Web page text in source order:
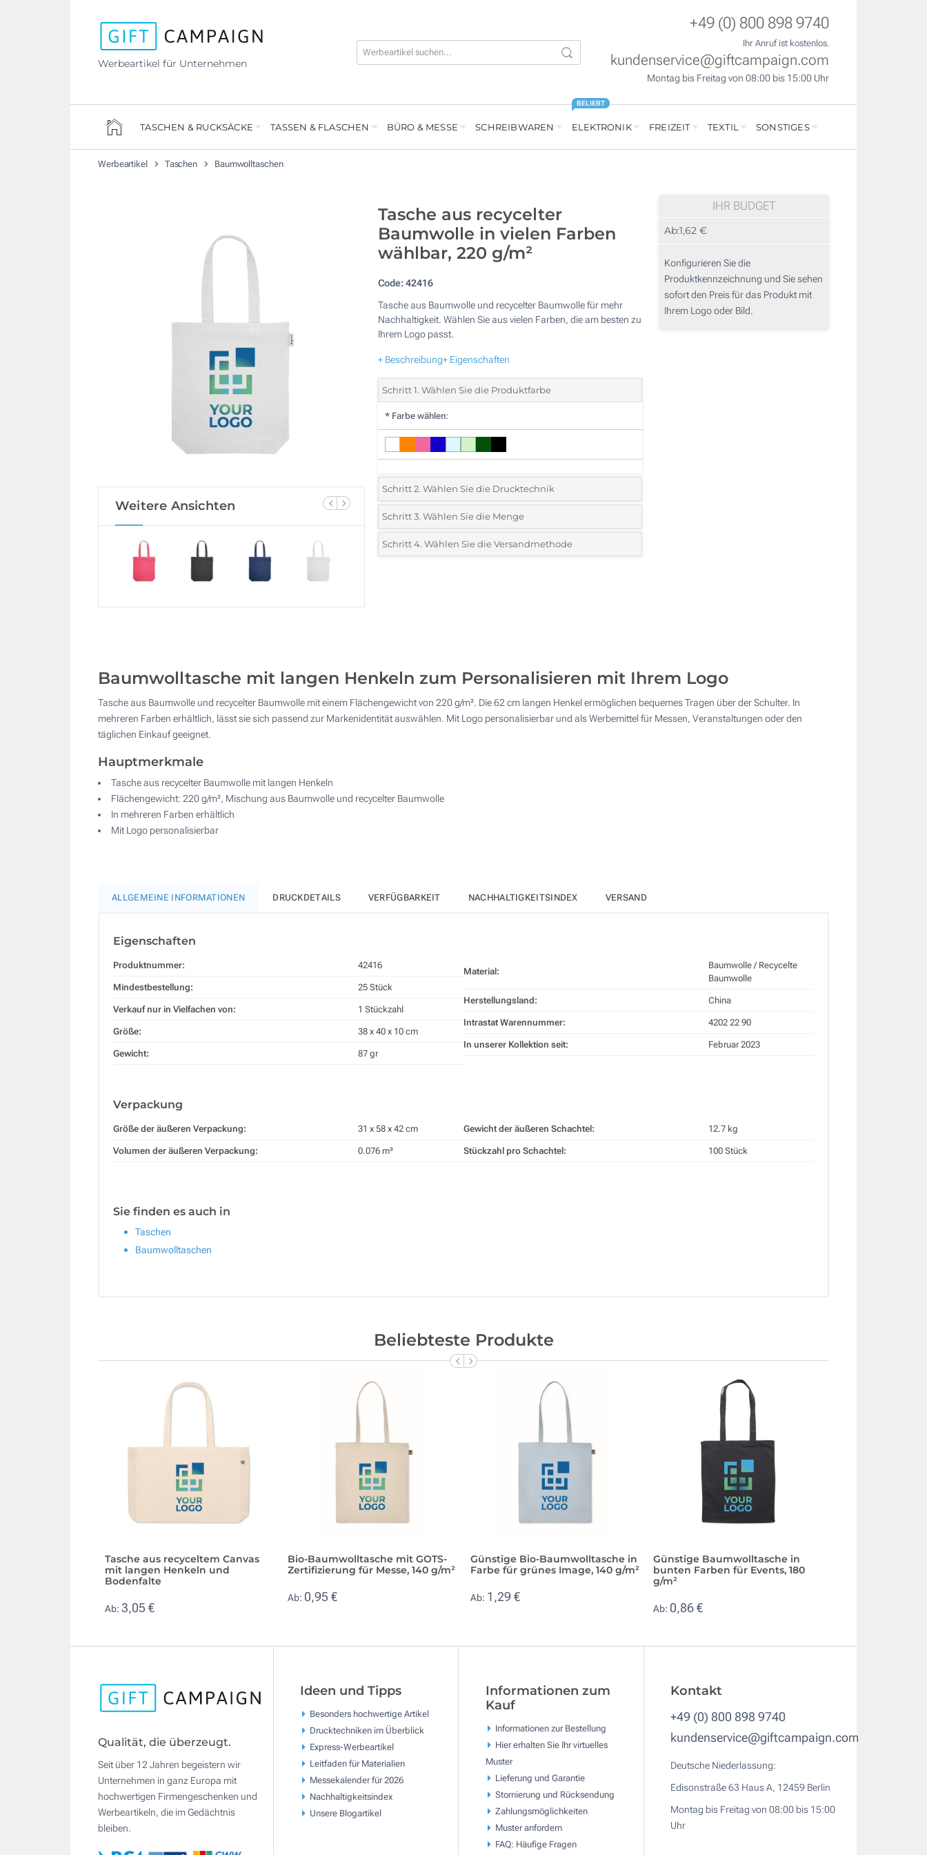
Werbeartikel für Unternehmen
+49 (0) 800 898 9740
Ihr Anruf ist kostenlos.
kundenservice@giftcampaign.com
Montag bis Freitag von 08:00 bis 15:00 Uhr
TASCHEN & RUCKSÄCKE TASSEN & FLASCHEN BÜRO & MESSE SCHREIBWAREN ELEKTRONIK
BELIEBT
FREIZEIT TEXTIL SONSTIGES
Werbeartikel Taschen Baumwolltaschen
Weitere Ansichten
Tasche aus recycelter
Baumwolle in vielen Farben
wählbar, 220 g/m²
Code:42416
Tasche aus Baumwolle und recycelter Baumwolle für mehr
Nachhaltigkeit. Wählen Sie aus vielen Farben, die am besten zu
Ihrem Logo passt.
+ Beschreibung+ Eigenschaften
Schritt 1. Wählen Sie die Produktfarbe
* Farbe wählen:
Schritt 2. Wählen Sie die Drucktechnik
*Wählen Sie die Druck- und Farbtechniken für Ihr Logo:
1 Farbig (Auf einer Seite)
Vollfarbdruck (Auf einer Seite)
Sticken (Auf einer Seite)
Schritt 3. Wählen Sie die Menge
*Bitte wählen Sie Ihre gewünschte Menge
250
500
Schritt 4. Wählen Sie die Versandmethode
IHR BUDGET
Ab:1,62 €
Konfigurieren Sie die
Produktkennzeichnung und Sie sehen
sofort den Preis für das Produkt mit
Ihrem Logo oder Bild.
Baumwolltasche mit langen Henkeln zum Personalisieren mit Ihrem Logo
Tasche aus Baumwolle und recycelter Baumwolle mit einem Flächengewicht von 220 g/m². Die 62 cm langen Henkel ermöglichen bequemes Tragen über der Schulter. In
mehreren Farben erhältlich, lässt sie sich passend zur Markenidentität auswählen. Mit Logo personalisierbar und als Werbemittel für Messen, Veranstaltungen oder den
täglichen Einkauf geeignet.
Hauptmerkmale
Tasche aus recycelter Baumwolle mit langen Henkeln
Flächengewicht: 220 g/m², Mischung aus Baumwolle und recycelter Baumwolle
In mehreren Farben erhältlich
Mit Logo personalisierbar
ALLGEMEINE INFORMATIONEN DRUCKDETAILS VERFÜGBARKEIT NACHHALTIGKEITSINDEX VERSAND
Eigenschaften
Produktnummer: 42416
Mindestbestellung: 25 Stück
Verkauf nur in Vielfachen von: 1 Stückzahl
Größe: 38 x 40 x 10 cm
Gewicht: 87 gr
Material:
Baumwolle / Recycelte
Baumwolle
Herstellungsland: China
Intrastat Warennummer: 4202 22 90
In unserer Kollektion seit: Februar 2023
Verpackung
Größe der äußeren Verpackung: 31 x 58 x 42 cm
Volumen der äußeren Verpackung: 0.076 m³
Gewicht der äußeren Schachtel: 12.7 kg
Stückzahl pro Schachtel: 100 Stück
Sie finden es auch in
Taschen
Baumwolltaschen
Beliebteste Produkte
Tasche aus recyceltem Canvas
mit langen Henkeln und
Bodenfalte
Ab: 3,05 €
Bio-Baumwolltasche mit GOTS-
Zertifizierung für Messe, 140 g/m²
Ab: 0,95 €
Günstige Bio-Baumwolltasche in
Farbe für grünes Image, 140 g/m²
Ab: 1,29 €
Günstige Baumwolltasche in
bunten Farben für Events, 180
g/m²
Ab: 0,86 €
Qualität, die überzeugt.
Seit über 12 Jahren begeistern wir
Unternehmen in ganz Europa mit
hochwertigen Firmengeschenken und
Werbeartikeln, die im Gedächtnis
bleiben.
Ideen und Tipps
Besonders hochwertige Artikel
Drucktechniken im Überblick
Express-Werbeartikel
Leitfaden für Materialien
Messekalender für 2026
Nachhaltigkeitsindex
Unsere Blogartikel
Informationen zum
Kauf
Informationen zur Bestellung
Hier erhalten Sie Ihr virtuelles
Muster
Lieferung und Garantie
Stornierung und Rücksendung
Zahlungsmöglichkeiten
Muster anfordern
FAQ: Häufige Fragen
Kontakt
+49 (0) 800 898 9740
kundenservice@giftcampaign.com
Deutsche Niederlassung:
Edisonstraße 63 Haus A, 12459 Berlin
Montag bis Freitag von 08:00 bis 15:00
Uhr